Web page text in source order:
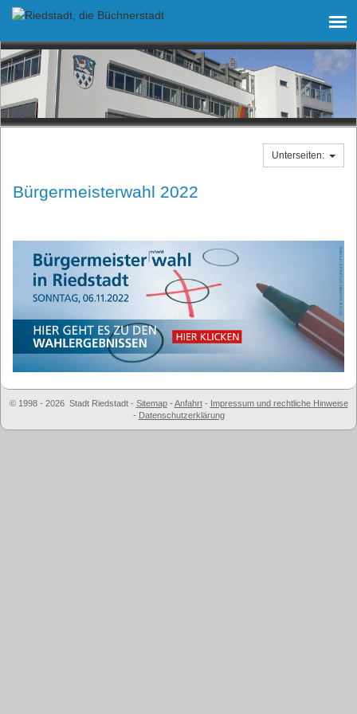
Unterseiten:
Bürgermeisterwahl 2022
© 1998 - 2026 Stadt Riedstadt - Sitemap- Anfahrt- Impressum und rechtliche Hinweise
- Datenschutzerklärung